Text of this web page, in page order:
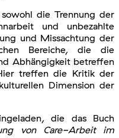
die Trennung der
und unbezahlte
und Missachtung der
Bereiche, die die
Abhängigkeit betreffen
treffen die Kritik der
Dimension der
die das Buch
von Care-Arbeit im